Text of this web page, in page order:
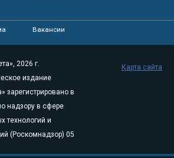
Вакансии
2026 г.
издание
зарегистрировано в
надзору в сфере
технологий и
(Роскомнадзор) 05
Карта сайта